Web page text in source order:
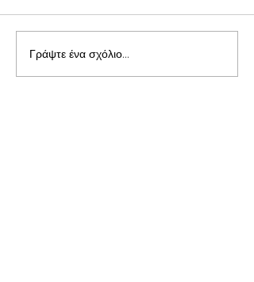
Γράψτε ένα σχόλιο...